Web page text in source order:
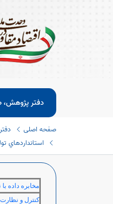
دفتر پژوهش،
صفحه اصلی
استانداردهاي
مخابره داده با
كنترل و